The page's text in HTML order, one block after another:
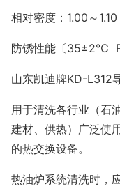
相对密度： 1.00～1.10
防锈性能〔35±2℃
山东凯迪牌KD-L312
用于清洗各行业（石
建材、供热）广泛使
的热交换设备。
热油炉系统清洗时，